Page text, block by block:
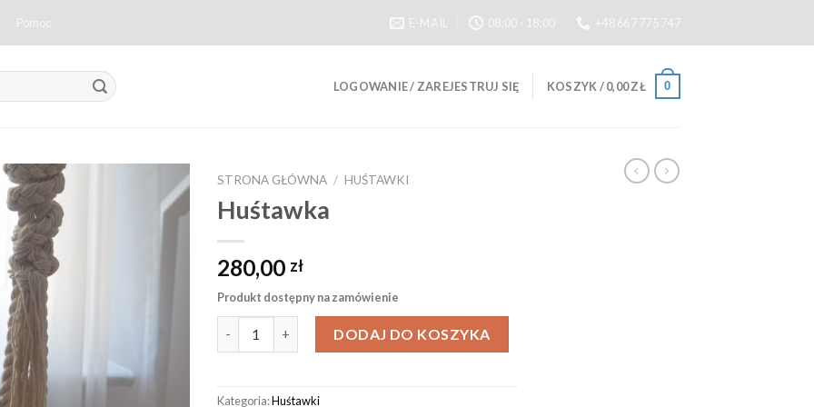
Pomoc E-MAIL 08:00 - 18:00 +48 667 775 747
LOGOWANIE / ZAREJESTRUJ SIĘ KOSZYK /0,00ZŁ 0
STRONA GŁÓWNA / HUŚTAWKI
Huśtawka
280,00 zł
Produkt dostępny na zamówienie
DODAJ DO KOSZYKA
Kategoria:Huśtawki